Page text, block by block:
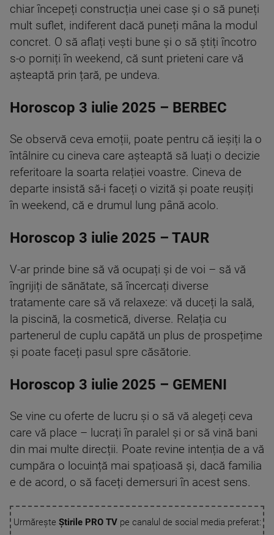
chiar începeți construcția unei case și o să puneți
mult suflet, indiferent dacă puneți mâna la modul
concret. O să aflați vești bune și o să știți încotro
s-o porniți în weekend, că sunt prieteni care vă
așteaptă prin țară, pe undeva.
Horoscop 3 iulie 2025 – BERBEC
Se observă ceva emoții, poate pentru că ieșiți la o
întâlnire cu cineva care așteaptă să luați o decizie
referitoare la soarta relației voastre. Cineva de
departe insistă să-i faceți o vizită și poate reușiți
în weekend, că e drumul lung până acolo.
Horoscop 3 iulie 2025 – TAUR
V-ar prinde bine să vă ocupați și de voi – să vă
îngrijiți de sănătate, să încercați diverse
tratamente care să vă relaxeze: vă duceți la sală,
la piscină, la cosmetică, diverse. Relația cu
partenerul de cuplu capătă un plus de prospețime
și poate faceți pasul spre căsătorie.
Horoscop 3 iulie 2025 – GEMENI
Se vine cu oferte de lucru și o să vă alegeți ceva
care vă place – lucrați în paralel și or să vină bani
din mai multe direcții. Poate revine intenția de a vă
cumpăra o locuință mai spațioasă și, dacă familia
e de acord, o să faceți demersuri în acest sens.
Urmărește Știrile PRO TVpe canalul de social media preferat: